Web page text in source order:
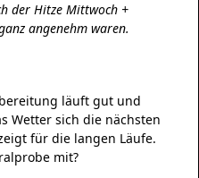
der Hitze Mittwoch +
angenehm waren.
läuft gut und
Wetter sich die nächsten
für die langen Läufe.
mit?